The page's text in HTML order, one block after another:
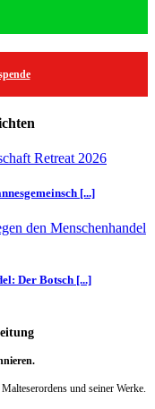
[...]
Der Botsch [...]
und seiner Werke.